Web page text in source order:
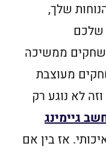
שלך,
שלכם
ממשיכה
מעוצבת
לא נוגע רק
גיימינג
אז בין אם